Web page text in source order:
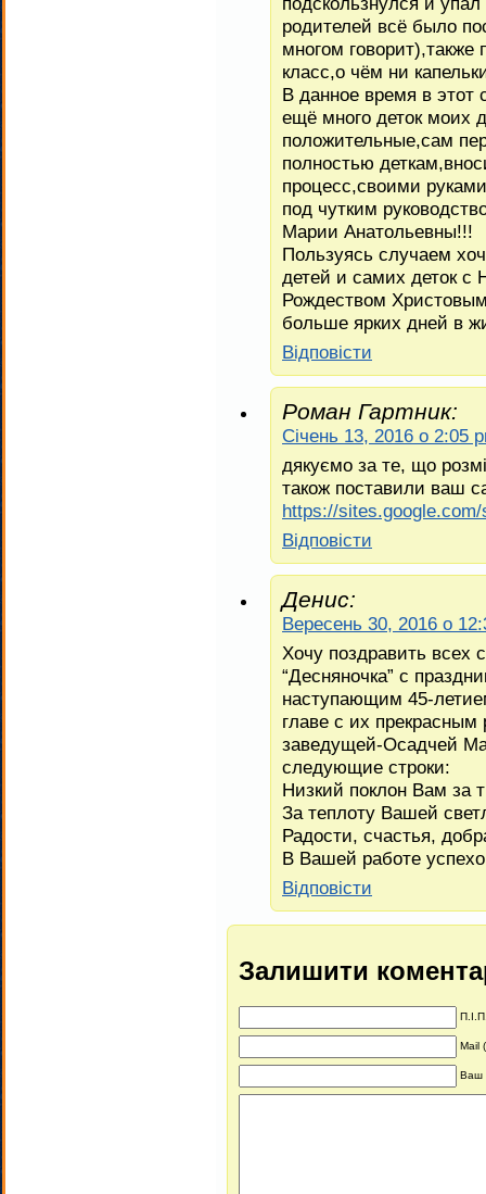
родителей всё было
многом
класс,о чём ни
В данное время в этот
ещё много деток моих
положительные,сам
полностью
процесс,своими
под чутким
Марии Анатольевны!!!
Пользуясь случаем
детей и самих деток
Рождеством
больше ярких дней в
Відповіcти
Роман Гартник:
Січень 13, 2016 о 2:05
дякуємо за те, що
також поставили ваш
https://
Відповіcти
Денис:
Вересень 30, 2016 о
Хочу поздравить всех
“Десняночка” с
наступающим 45-
главе с их прекрасным
заведущей-Осадчей
следующие строки:
Низкий поклон Вам за
За теплоту Вашей
Радости, счастья,
В Вашей работе
Відповіcти
Залишити
Mail
Ваш